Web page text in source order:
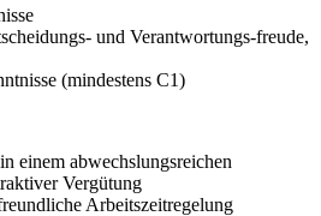
und Verantwortungs-freude,
(mindestens C1)
einem abwechslungsreichen
Vergütung
Arbeitszeitregelung